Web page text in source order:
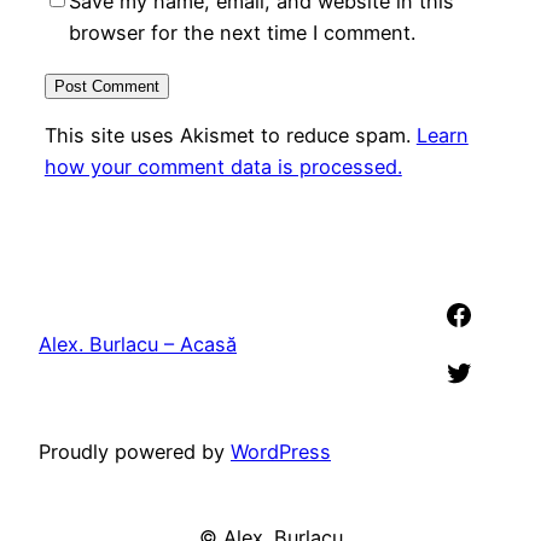
browser for the next time I comment.
This site uses Akismet to reduce spam. Learn
how your comment data is processed.
Alex. Burlacu – Acasă
Twitter
Proudly powered by WordPress